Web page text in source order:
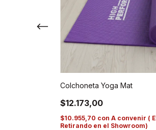
Colchoneta Yoga Mat
$12.173,00
$10.955,70 con A convenir (
Retirando en el Showroom)